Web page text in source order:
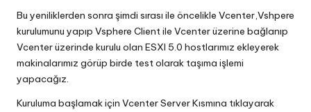
Bu yeniliklerden sonra şimdi sırası ile öncelikle Vcenter,Vshpere
kurulumunu yapıp Vsphere Client ile Vcenter üzerine bağlanıp
Vcenter üzerinde kurulu olan ESXI 5.0 hostlarımız ekleyerek
makinalarımız görüp birde test olarak taşıma işlemi
yapacağız.
Kuruluma başlamak için Vcenter Server Kısmına tıklayarak